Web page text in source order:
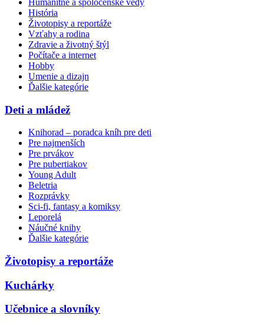
História
Životopisy a reportáže
Vzťahy a rodina
Zdravie a životný štýl
Počítače a internet
Hobby
Umenie a dizajn
Ďalšie kategórie
Deti a mládež
Knihorad – poradca kníh pre deti
Pre najmenších
Pre prvákov
Pre pubertiakov
Young Adult
Beletria
Rozprávky
Sci-fi, fantasy a komiksy
Leporelá
Náučné knihy
Ďalšie kategórie
Životopisy a reportáže
Kuchárky
Učebnice a slovníky